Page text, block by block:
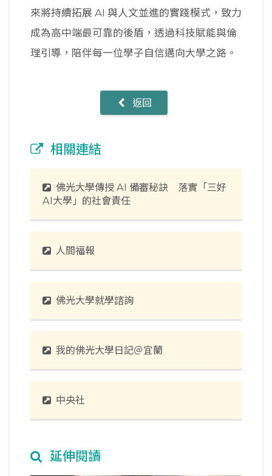
來將持續拓展 AI 與人文並進的實踐模式，致力
成為高中端最可靠的後盾，透過科技賦能與倫
理引導，陪伴每一位學子自信邁向大學之路。
返回
相關連結
佛光大學傳授 AI 備審秘訣 落實「三好
AI大學」的社會責任
人間福報
佛光大學就學諮詢
我的佛光大學日記＠宜蘭
中央社
延伸閱讀